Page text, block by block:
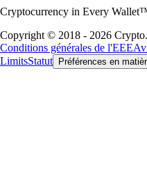
Cryptocurrency in Every
Copyright © 2018 - 2026
Conditions générales de l'EEE
LimitsStatut Préférences en